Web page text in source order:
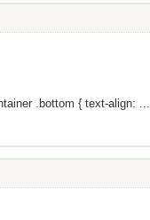
.bottom { text-align: ...